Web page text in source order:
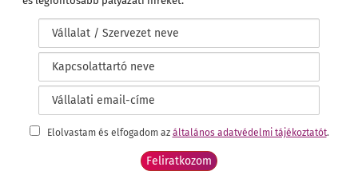
Elolvastam és elfogadom az általános adatvédelmi tájékoztatót.